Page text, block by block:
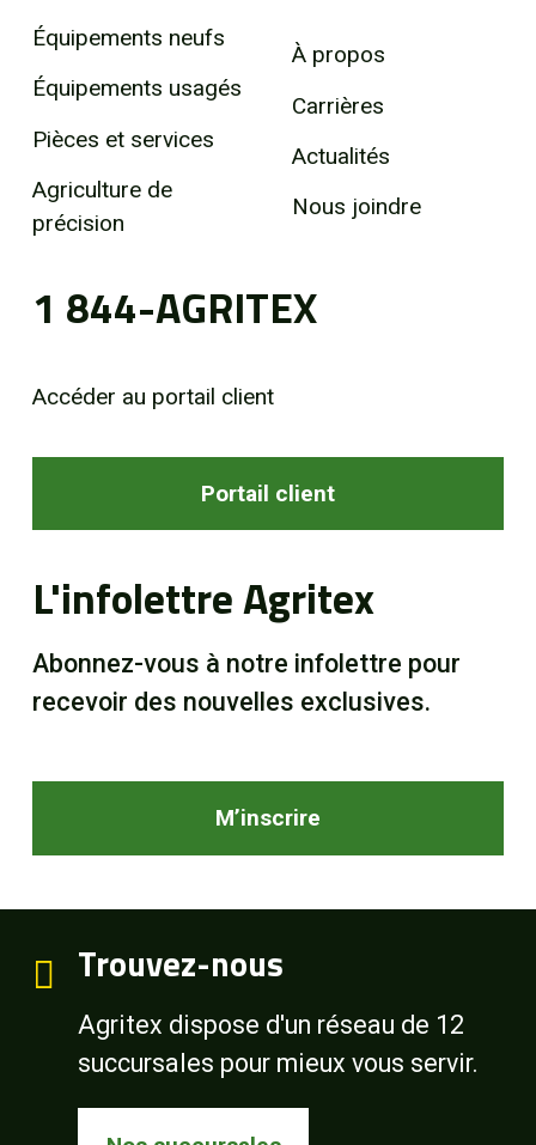
Équipements neufs
Équipements usagés
Pièces et services
Agriculture de
précision
À propos
Carrières
Actualités
Nous joindre
1 844-AGRITEX
Accéder au portail client
Portail client
L'infolettre Agritex
Abonnez-vous à notre infolettre pour
recevoir des nouvelles exclusives.
M’inscrire
Trouvez-nous
Agritex dispose d'un réseau de 12
succursales pour mieux vous servir.